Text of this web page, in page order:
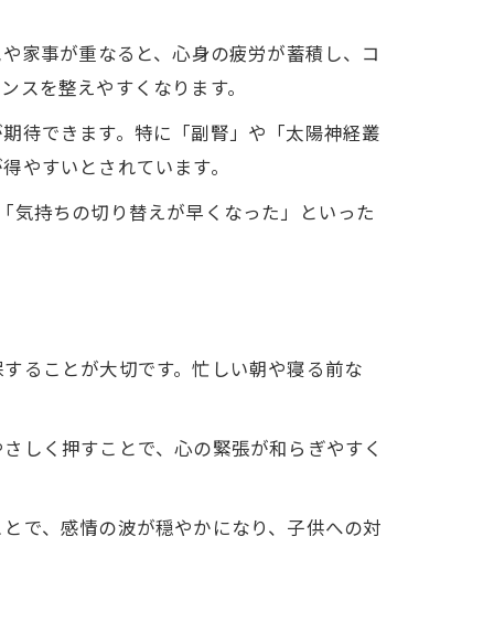
家事が重なると、心身の疲労が蓄積し、コ
を整えやすくなります。
待できます。特に「副腎」や「太陽神経叢
やすいとされています。
気持ちの切り替えが早くなった」といった
ることが大切です。忙しい朝や寝る前な
しく押すことで、心の緊張が和らぎやすく
で、感情の波が穏やかになり、子供への対